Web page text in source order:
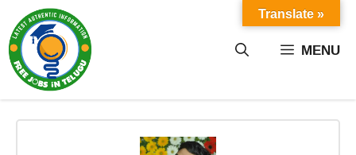
content MENU
Translate »